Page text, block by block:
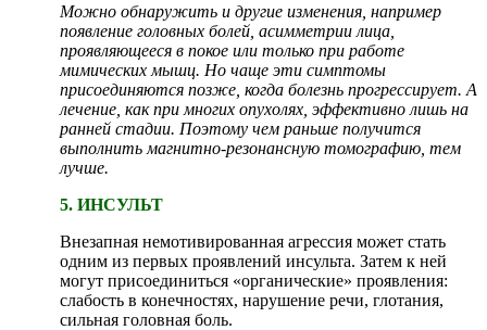
Можно обнаружить и другие изменения, например
появление головных болей, асимметрии лица,
проявляющееся в покое или только при работе
мимических мышц. Но чаще эти симптомы
присоединяются позже, когда болезнь прогрессирует. А
лечение, как при многих опухолях, эффективно лишь на
ранней стадии. Поэтому чем раньше получится
выполнить магнитно-резонансную томографию, тем
лучше.
5. ИНСУЛЬТ
Внезапная немотивированная агрессия может стать
одним из первых проявлений инсульта. Затем к ней
могут присоединиться «органические» проявления:
cлабость в конечностях, нарушение речи, глотания,
сильная головная боль.